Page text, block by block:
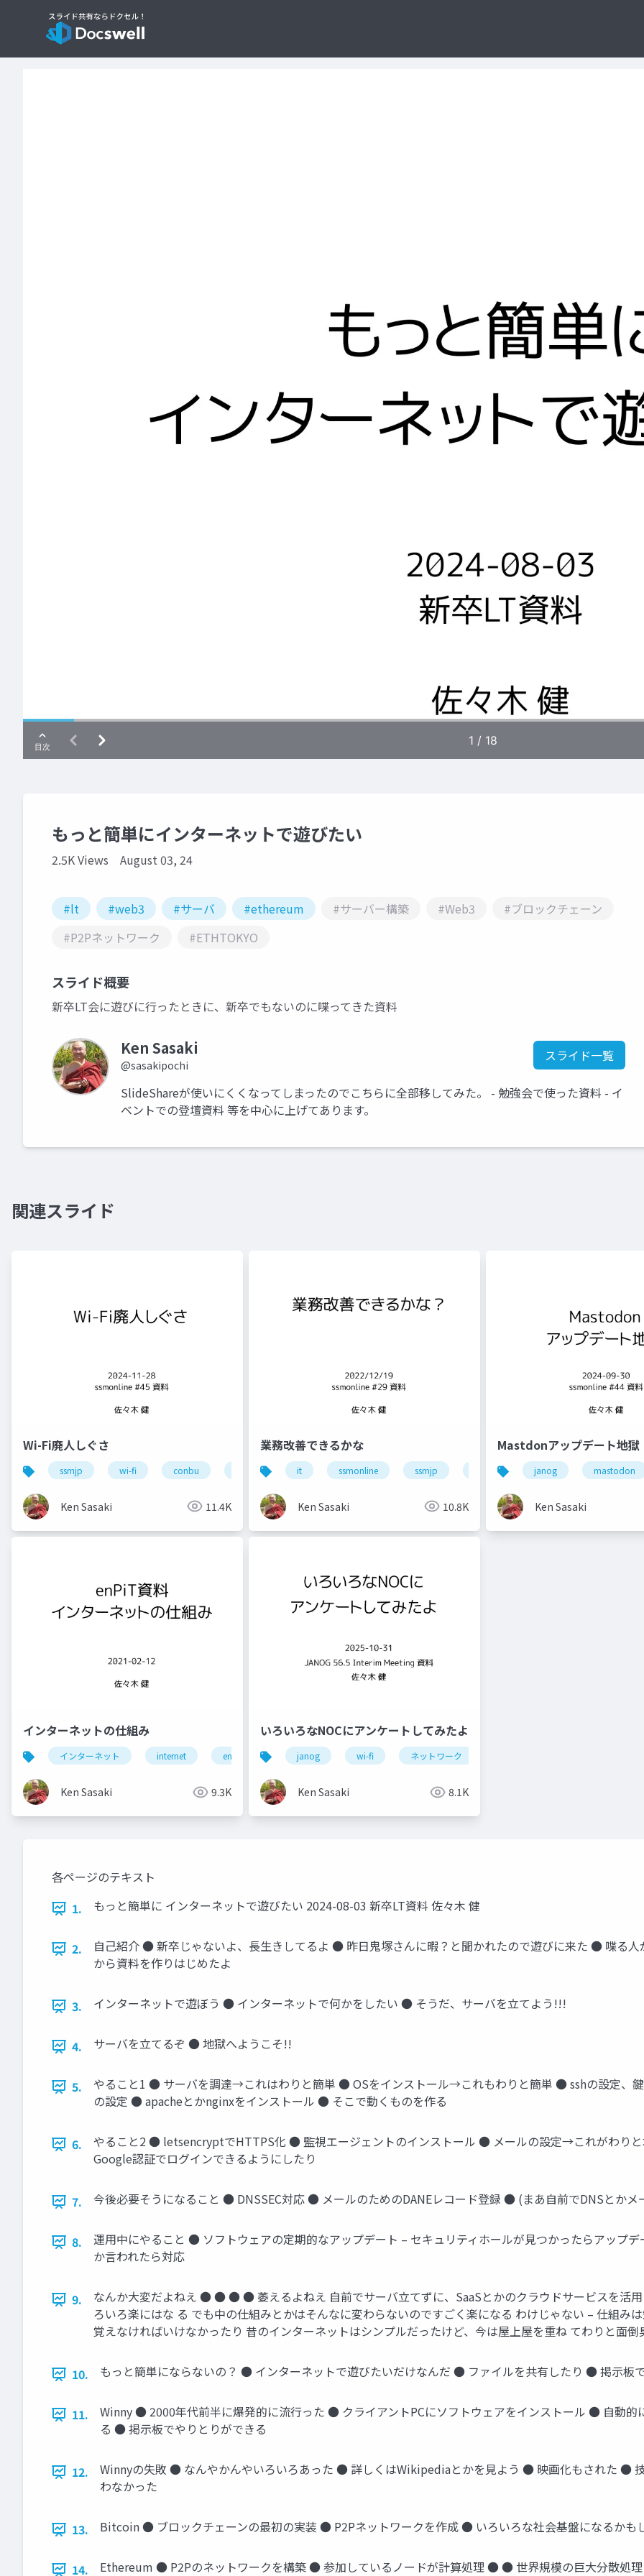
もっと簡単にインターネットで遊びたい
2.5K Views August 03, 24
#lt #web3 #サーバ #ethereum #サーバー構築 #Web3
#ブロックチェーン
#P2Pネットワーク
#ETHTOKYO
スライド概要
新卒LT会に遊びに行ったときに、新卒でもないのに喋ってきた資料
Ken Sasaki
@sasakipochi
スライド一覧
SlideShareが使いにくくなってしまったのでこちらに全部移してみた。 - 勉強会で使った資料 - イ
ベントでの登壇資料 等を中心に上げてあります。
関連スライド
Wi-Fi廃人しぐさ
ssmjp wi-fi conbu bakuchiku ssmonline ネットワーク
Ken Sasaki 11.4K
業務改善できるかな
it ssmonline ssmjp 業務改善
Ken Sasaki 10.8K
Mastdonアップデート地獄
janog mastodon
Ken Sasaki
インターネットの仕組み
インターネット internet enpit
Ken Sasaki 9.3K
いろいろなNOCにアンケートしてみたよ
janog wi-fi ネットワーク
Ken Sasaki 8.1K
各ページのテキスト
1.
もっと簡単に インターネットで遊びたい 2024-08-03 新卒LT資料 佐々木 健
2.
自己紹介 ● 新卒じゃないよ、長生きしてるよ ● 昨日鬼塚さんに暇？と聞かれたので遊びに来た ● 喋る
から資料を作りはじめたよ
3. インターネットで遊ぼう ● インターネットで何かをしたい ● そうだ、サーバを立てよう!!!
4. サーバを立てるぞ ● 地獄へようこそ!!
5.
やること1 ● サーバを調達→これはわりと簡単 ● OSをインストール→これもわりと簡単 ● sshの設定、
の設定 ● apacheとかnginxをインストール ● そこで動くものを作る
6.
やること2 ● letsencryptでHTTPS化 ● 監視エージェントのインストール ● メールの設定→これがわりと
Google認証でログインできるようにしたり
7. 今後必要そうになること ● DNSSEC対応 ● メールのためのDANEレコード登録 ● (まあ自前でDNSとかメ
8.
運用中にやること ● ソフトウェアの定期的なアップデート – セキュリティホールが見つかったらアップ
か言われたら対応
9.
なんか大変だよねえ ● ● ● ● 萎えるよねえ 自前でサーバ立てずに、SaaSとかのクラウドサービスを活
ろいろ楽にはな る でも中の仕組みとかはそんなに変わらないのですごく楽になる わけじゃない – 仕組み
覚えなければいけなかったり 昔のインターネットはシンプルだったけど、今は屋上屋を重ね てわりと面
10. もっと簡単にならないの？ ● インターネットで遊びたいだけなんだ ● ファイルを共有したり ● 掲示板
11.
Winny ● 2000年代前半に爆発的に流行った ● クライアントPCにソフトウェアをインストール ● 自動
る ● 掲示板でやりとりができる
12.
Winnyの失敗 ● なんやかんやいろいろあった ● 詳しくはWikipediaとかを見よう ● 映画化もされた ●
わなかった
13. Bitcoin ● ブロックチェーンの最初の実装 ● P2Pネットワークを作成 ● いろいろな社会基盤になるかも
14.
Ethereum ● P2Pのネットワークを構築 ● 参加しているノードが計算処理 ● ● 世界規模の巨大分散処理